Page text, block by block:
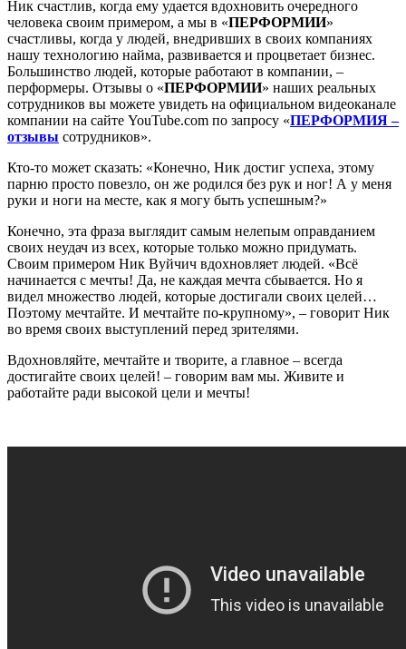
Ник счастлив, когда ему удается вдохновить очередного
человека своим примером, а мы в «ПЕРФОРМИИ»
счастливы, когда у людей, внедривших в своих компаниях
нашу технологию найма, развивается и процветает бизнес.
Большинство людей, которые работают в компании, –
перформеры. Отзывы о «ПЕРФОРМИИ» наших реальных
сотрудников вы можете увидеть на официальном видеоканале
компании на сайте YouTube.com по запросу «ПЕРФОРМИЯ –
отзывы сотрудников».
Кто-то может сказать: «Конечно, Ник достиг успеха, этому
парню просто повезло, он же родился без рук и ног! А у меня
руки и ноги на месте, как я могу быть успешным?»
Конечно, эта фраза выглядит самым нелепым оправданием
своих неудач из всех, которые только можно придумать.
Своим примером Ник Вуйчич вдохновляет людей. «Всё
начинается с мечты! Да, не каждая мечта сбывается. Но я
видел множество людей, которые достигали своих целей…
Поэтому мечтайте. И мечтайте по-крупному», – говорит Ник
во время своих выступлений перед зрителями.
Вдохновляйте, мечтайте и творите, а главное – всегда
достигайте своих целей! – говорим вам мы. Живите и
работайте ради высокой цели и мечты!